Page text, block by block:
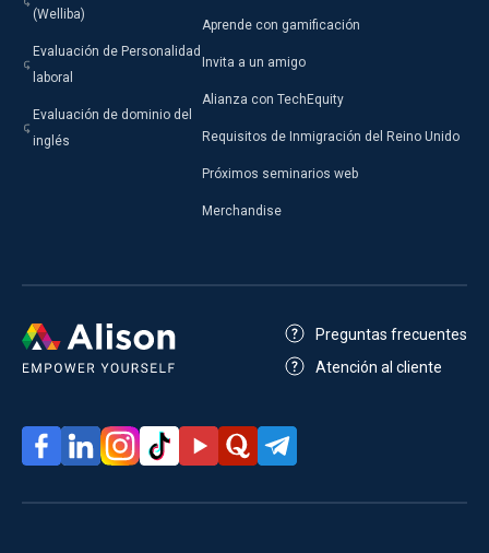
(Welliba)
Evaluación de Personalidad
laboral
Evaluación de dominio del
inglés
Aprende con gamificación
Invita a un amigo
Alianza con TechEquity
Requisitos de Inmigración del Reino Unido
Próximos seminarios web
Merchandise
Preguntas frecuentes
Atención al cliente